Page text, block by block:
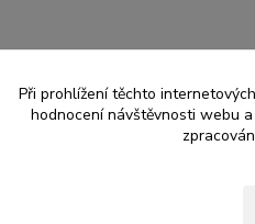
Při prohlížení těchto
hodnocení návštěvnosti webu